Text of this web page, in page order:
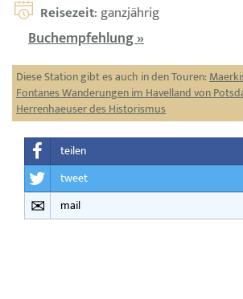
Reisezeit: ganzjährig
Buchempfehlung »
Diese Station gibt es auch in den Touren:
Fontanes Wanderungen im Havelland von
Herrenhaeuser des Historismus
teilen
tweet
mail